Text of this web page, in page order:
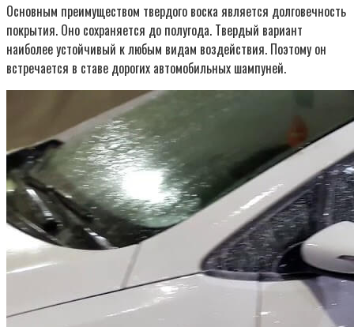
Основным преимуществом твердого воска является долговечность
покрытия. Оно сохраняется до полугода. Твердый вариант
наиболее устойчивый к любым видам воздействия. Поэтому он
встречается в ставе дорогих автомобильных шампуней.